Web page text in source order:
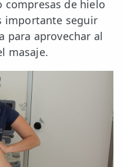
compresas de hielo
importante seguir
para aprovechar al
masaje.